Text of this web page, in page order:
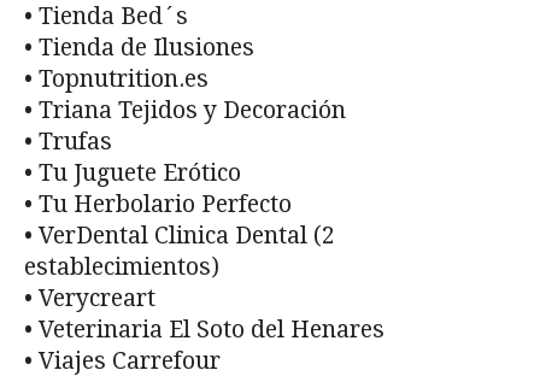
• Tienda Bed´s
• Tienda de Ilusiones
• Topnutrition.es
• Triana Tejidos y Decoración
• Trufas
• Tu Juguete Erótico
• Tu Herbolario Perfecto
• VerDental Clinica Dental (2
establecimientos)
• Verycreart
• Veterinaria El Soto del Henares
• Viajes Carrefour